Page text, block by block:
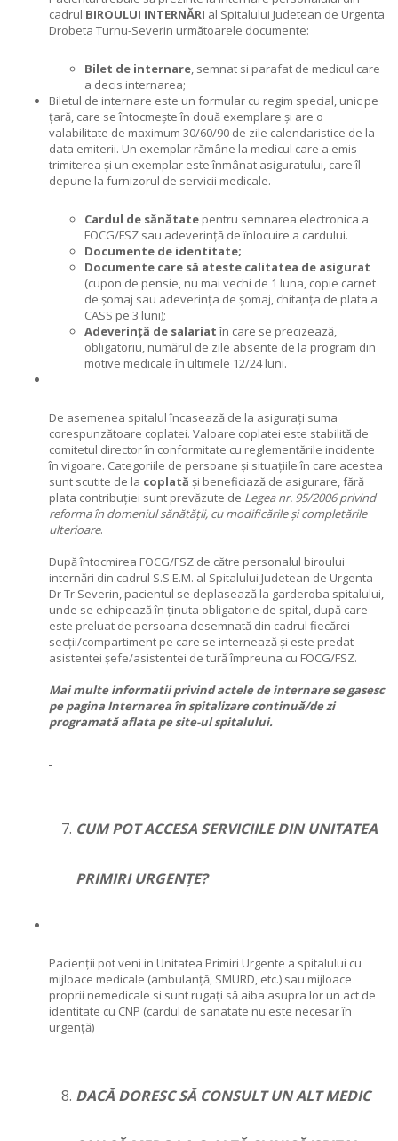
cadrul BIROULUI INTERNĂRI al Spitalului Judetean de Urgenta
Drobeta Turnu-Severin următoarele documente:
Bilet de internare, semnat si parafat de medicul care
a decis internarea;
Biletul de internare este un formular cu regim special, unic pe
țară, care se întocmește în două exemplare și are o
valabilitate de maximum 30/60/90 de zile calendaristice de la
data emiterii. Un exemplar rămâne la medicul care a emis
trimiterea și un exemplar este înmânat asiguratului, care îl
depune la furnizorul de servicii medicale.
Cardul de sănătate pentru semnarea electronica a
FOCG/FSZ sau adeverință de înlocuire a cardului.
Documente de identitate;
Documente care să ateste calitatea de asigurat
(cupon de pensie, nu mai vechi de 1 luna, copie carnet
de șomaj sau adeverința de șomaj, chitanța de plata a
CASS pe 3 luni);
Adeverință de salariatîn care se precizează,
obligatoriu, numărul de zile absente de la program din
motive medicale în ultimele 12/24 luni.
De asemenea spitalul încasează de la asigurați suma
corespunzătoare coplatei. Valoare coplatei este stabilită de
comitetul director în conformitate cu reglementările incidente
în vigoare. Categoriile de persoane și situațiile în care acestea
sunt scutite de la coplată și beneficiază de asigurare, fără
plata contribuției sunt prevăzute de Legea nr. 95/2006 privind
reforma în domeniul sănătății, cu modificările și completările
ulterioare.
După întocmirea FOCG/FSZ de către personalul biroului
internări din cadrul S.S.E.M. al Spitalului Judetean de Urgenta
Dr Tr Severin, pacientul se deplasează la garderoba spitalului,
unde se echipează în ținuta obligatorie de spital, după care
este preluat de persoana desemnată din cadrul fiecărei
secții/compartiment pe care se internează și este predat
asistentei șefe/asistentei de tură împreuna cu FOCG/FSZ.
Mai multe informatii privind actele de internare se gasesc
pe pagina Internarea în spitalizare continuă/de zi
programată aflata pe site-ul spitalului.
CUM POT ACCESA SERVICIILE DIN UNITATEA
PRIMIRI URGENȚE?
Pacienții pot veni in Unitatea Primiri Urgente a spitalului cu
mijloace medicale (ambulanță, SMURD, etc.) sau mijloace
proprii nemedicale si sunt rugați să aiba asupra lor un act de
identitate cu CNP (cardul de sanatate nu este necesar în
urgență)
DACĂ DORESC SĂ CONSULT UN ALT MEDIC